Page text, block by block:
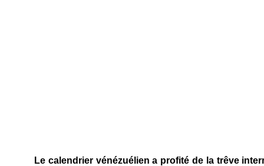
Le calendrier vénézuélien a profité de la trêve